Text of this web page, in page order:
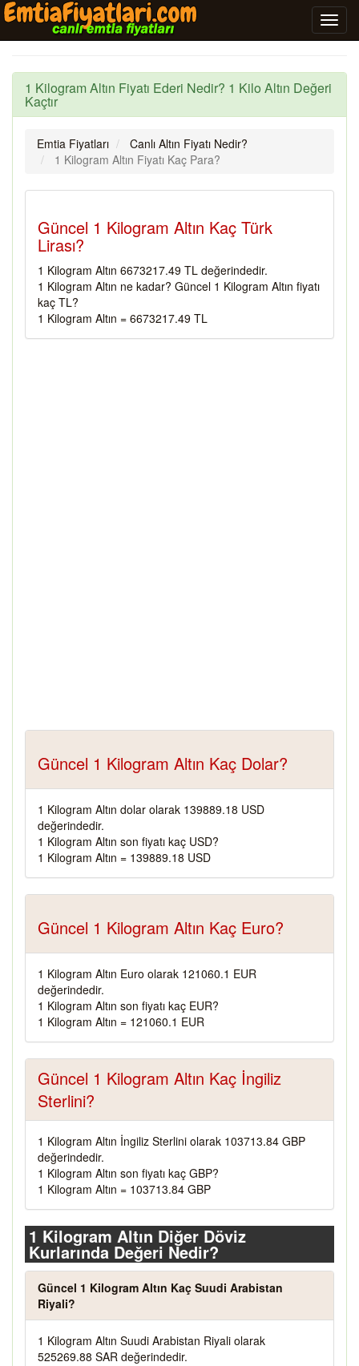
1 Kilogram Altın Fiyatı Ederi Nedir? 1 Kilo Altın Değeri
Kaçtır
Emtia Fiyatları
Canlı Altın Fiyatı Nedir?
1 Kilogram Altın Fiyatı Kaç Para?
Güncel 1 Kilogram Altın Kaç Türk
Lirası?
1 Kilogram Altın 6673217.49 TL değerindedir.
1 Kilogram Altın ne kadar? Güncel 1 Kilogram Altın fiyatı
kaç TL?
1 Kilogram Altın = 6673217.49 TL
Güncel 1 Kilogram Altın Kaç Dolar?
1 Kilogram Altın dolar olarak 139889.18 USD
değerindedir.
1 Kilogram Altın son fiyatı kaç USD?
1 Kilogram Altın = 139889.18 USD
Güncel 1 Kilogram Altın Kaç Euro?
1 Kilogram Altın Euro olarak 121060.1 EUR
değerindedir.
1 Kilogram Altın son fiyatı kaç EUR?
1 Kilogram Altın = 121060.1 EUR
Güncel 1 Kilogram Altın Kaç İngiliz
Sterlini?
1 Kilogram Altın İngiliz Sterlini olarak 103713.84 GBP
değerindedir.
1 Kilogram Altın son fiyatı kaç GBP?
1 Kilogram Altın = 103713.84 GBP
1 Kilogram Altın Diğer Döviz
Kurlarında Değeri Nedir?
Güncel 1 Kilogram Altın Kaç Suudi Arabistan
Riyali?
1 Kilogram Altın Suudi Arabistan Riyali olarak
525269.88 SAR değerindedir.